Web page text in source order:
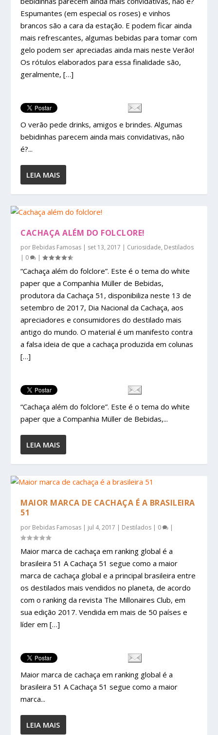
Espumantes (em especial os roses) e vinhos
brancos são a cara da estação. E podem ficar ainda
mais refrescantes, algumas bebidas para tomar com
gelo podem ser apreciadas ainda mais neste Verão!
Os rótulos elaborados para essa finalidade são,
geralmente, […]
O verão pede drinks, amigos e brindes. Algumas
bebidinhas parecem ainda mais convidativas, não
é?...
LEIA MAIS
CACHAÇA ALÉM DO FOLCLORE!
por Bebidas Famosas | set 13, 2017 | Curiosidade, Destilados
| 0 |
“Cachaça além do folclore”. Este é o tema do white
paper que a Companhia Müller de Bebidas,
produtora da Cachaça 51, disponibiliza neste 13 de
setembro de 2017, Dia Nacional da Cachaça, aos
apreciadores e consumidores do destilado mais
antigo do mundo. O material é um manifesto contra
a falsa ideia de que a cachaça produzida em colunas
[…]
“Cachaça além do folclore”. Este é o tema do white
paper que a Companhia Müller de Bebidas,...
LEIA MAIS
MAIOR MARCA DE CACHAÇA É A BRASILEIRA
51
por Bebidas Famosas | jul 4, 2017 | Destilados | 0 |
Maior marca de cachaça em ranking global é a
brasileira 51 A Cachaça 51 segue como a maior
marca de cachaça global e a principal brasileira entre
os destilados mais vendidos no planeta, de acordo
com o ranking da revista The Millonaires Club, em
sua edição 2017. Vendida em mais de 50 países e
líder em […]
Maior marca de cachaça em ranking global é a
brasileira 51 A Cachaça 51 segue como a maior
marca...
LEIA MAIS